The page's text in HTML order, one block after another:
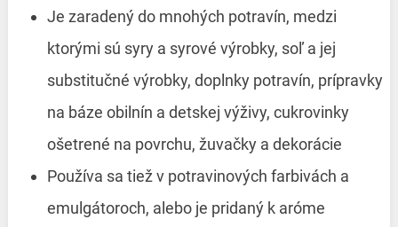
Je zaradený do mnohých potravín, medzi
ktorými sú syry a syrové výrobky, soľ a jej
substitučné výrobky, doplnky potravín, prípravky
na báze obilnín a detskej výživy, cukrovinky
ošetrené na povrchu, žuvačky a dekorácie
Používa sa tiež v potravinových farbivách a
emulgátoroch, alebo je pridaný k aróme